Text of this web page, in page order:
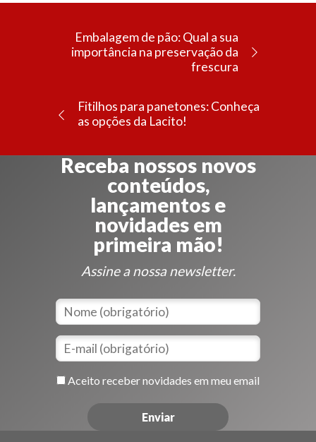
Embalagem de pão: Qual a sua
importância na preservação da
frescura
Fitilhos para panetones: Conheça
as opções da Lacito!
Receba nossos novos
conteúdos,
lançamentos e
novidades em
primeira mão!
Assine a nossa newsletter.
Aceito receber novidades em meu email